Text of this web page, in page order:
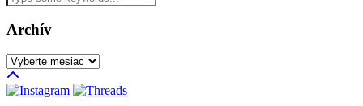
Archív
Archív